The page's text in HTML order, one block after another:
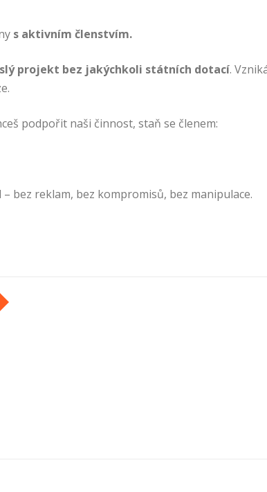
s aktivním členstvím.
projekt bez jakýchkoli státních dotací.
podpořit naši činnost, staň se členem:
bez reklam, bez kompromisů, bez manipulace.